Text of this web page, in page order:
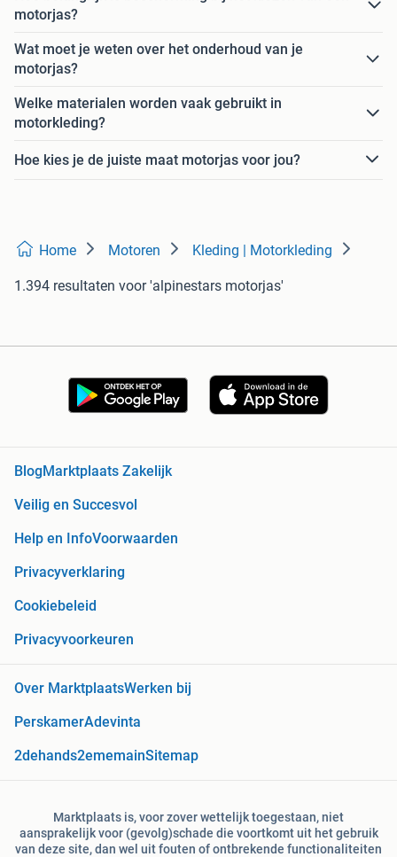
motorjas?
Wat moet je weten over het onderhoud van je
motorjas?
Welke materialen worden vaak gebruikt in
motorkleding?
Hoe kies je de juiste maat motorjas voor jou?
Home Motoren Kleding | Motorkleding
1.394 resultaten voor 'alpinestars motorjas'
BlogMarktplaats Zakelijk
Veilig en Succesvol
Help en InfoVoorwaarden
Privacyverklaring
Cookiebeleid
Privacyvoorkeuren
Over MarktplaatsWerken bij
PerskamerAdevinta
2dehands2ememainSitemap
Marktplaats is, voor zover wettelijk toegestaan, niet
aansprakelijk voor (gevolg)schade die voortkomt uit het gebruik
van deze site, dan wel uit fouten of ontbrekende functionaliteiten